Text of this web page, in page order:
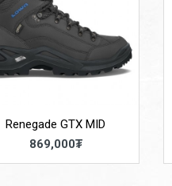
Renegade GTX MID
869,000₮